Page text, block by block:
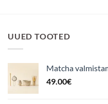
UUED TOOTED
Matcha
49.00€